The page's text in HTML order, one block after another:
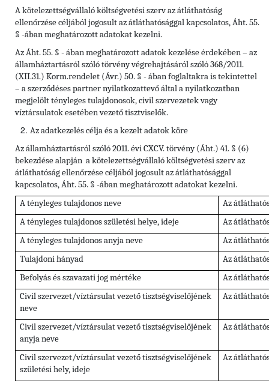
A kötelezettségvállaló költségvetési szerv az átláthatóság
ellenőrzése céljából jogosult az átláthatósággal kapcsolatos, Áht. 55.
§ -ában meghatározott adatokat kezelni.
Az Áht. 55. § - ában meghatározott adatok kezelése érdekében – az
államháztartásról szóló törvény végrehajtásáról szóló 368/2011.
(XII.31.) Korm.rendelet (Ávr.) 50. § - ában foglaltakra is tekintettel
– a szerződéses partner nyilatkozattevő által a nyilatkozatban
megjelölt tényleges tulajdonosok, civil szervezetek vagy
víztársulatok esetében vezető tisztviselők.
Az adatkezelés célja és a kezelt adatok köre
Az államháztartásról szóló 2011. évi CXCV. törvény (Áht.) 41. § (6)
bekezdése alapján a kötelezettségvállaló költségvetési szerv az
átláthatóság ellenőrzése céljából jogosult az átláthatósággal
kapcsolatos, Áht. 55. § -ában meghatározott adatokat kezelni.
A tényleges tulajdonos neve
Az
A tényleges tulajdonos születési helye, ideje
Az
A tényleges tulajdonos anyja neve
Az
Tulajdoni hányad
Az
Befolyás és szavazati jog mértéke
Az
Civil szervezet/víztársulat vezető tisztségviselőjének
neve
Az
Civil szervezet/víztársulat vezető tisztségviselőjének
anyja neve
Az
Civil szervezet/víztársulat vezető tisztségviselőjének
születési hely, ideje
Az